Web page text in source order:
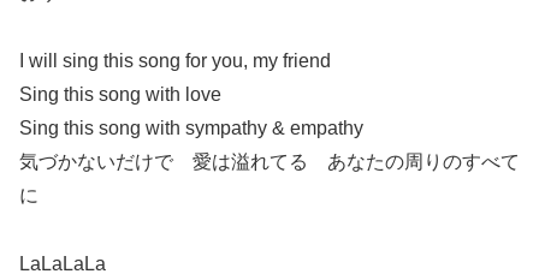
I will sing this song for you, my friend
Sing this song with love
Sing this song with sympathy & empathy
気づかないだけで 愛は溢れてる あなたの周りのすべて
に
LaLaLaLa